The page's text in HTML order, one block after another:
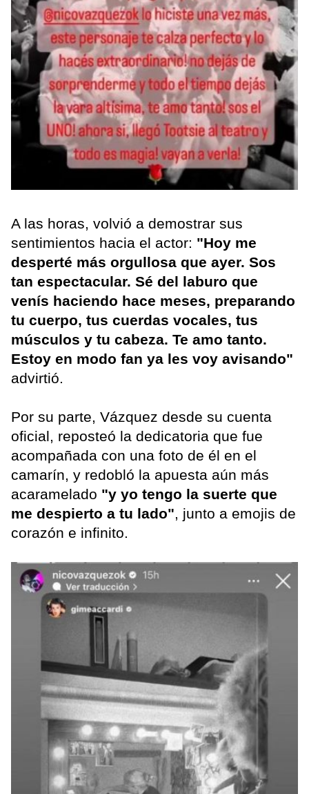
A las horas, volvió a demostrar sus
sentimientos hacia el actor: "Hoy me
desperté más orgullosa que ayer. Sos
tan espectacular. Sé del laburo que
venís haciendo hace meses, preparando
tu cuerpo, tus cuerdas vocales, tus
músculos y tu cabeza. Te amo tanto.
Estoy en modo fan ya les voy avisando"
advirtió.
Por su parte, Vázquez desde su cuenta
oficial, reposteó la dedicatoria que fue
acompañada con una foto de él en el
camarín, y redobló la apuesta aún más
acaramelado "y yo tengo la suerte que
me despierto a tu lado", junto a emojis de
corazón e infinito.